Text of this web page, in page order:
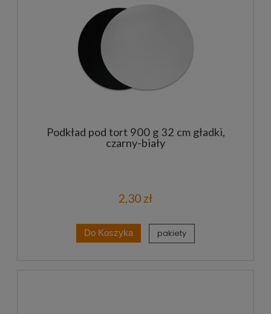
Podkład pod tort 900 g 32 cm gładki,
czarny-biały
2,30 zł
Do Koszyka pakiety